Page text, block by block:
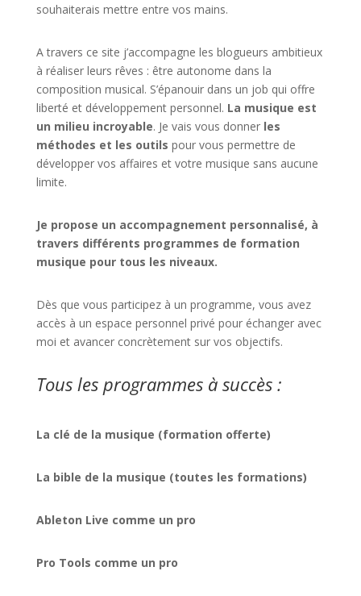
souhaiterais mettre entre vos mains.
A travers ce site j’accompagne les blogueurs ambitieux
à réaliser leurs rêves : être autonome dans la
composition musical. S’épanouir dans un job qui offre
liberté et développement personnel. La musique est
un milieu incroyable. Je vais vous donner les
méthodes et les outils pour vous permettre de
développer vos affaires et votre musique sans aucune
limite.
Je propose un accompagnement personnalisé, à
travers différents programmes de formation
musique pour tous les niveaux.
Dès que vous participez à un programme, vous avez
accès à un espace personnel privé pour échanger avec
moi et avancer concrètement sur vos objectifs.
Tous les programmes à succès :
La clé de la musique (formation offerte)
La bible de la musique (toutes les formations)
Ableton Live comme un pro
Pro Tools comme un pro